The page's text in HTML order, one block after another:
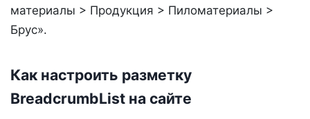
материалы > Продукция > Пиломатериалы >
Брус».
Как настроить разметку
BreadcrumbList на сайте